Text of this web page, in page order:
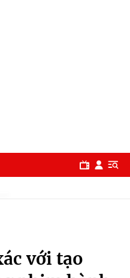
với tạo